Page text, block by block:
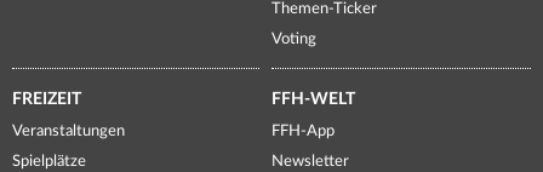
Themen-Ticker
Voting
FREIZEIT
Veranstaltungen
Spielplätze
FFH-WELT
FFH-App
Newsletter